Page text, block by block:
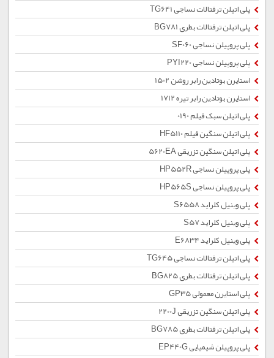
پلی اتیلن ترفتالات نساجی TG641
پلی اتیلن ترفتالات بطری BG781
پلی پروپیلن نساجی SF060
پلی پروپیلن نساجی PYI220
استایرن بوتادین رابر روشن 1502
استایرن بوتادین رابر تیره 1712
پلی اتیلن سبک فیلم 0190
پلی اتیلن سنگین فیلم HF5110
پلی اتیلن سنگین تزریقی 5620EA
پلی پروپیلن نساجی HP552R
پلی پروپیلن نساجی HP565S
پلی وینیل کلراید S6558
پلی وینیل کلراید S57
پلی وینیل کلراید E6834
پلی اتیلن ترفتالات نساجی TG645
پلی اتیلن ترفتالات بطری BG825
پلی استایرن معمولی GP35
پلی اتیلن سنگین تزریقی 2200J
پلی اتیلن ترفتالات بطری BG785
پلی پروپیلن شیمیایی EP440G